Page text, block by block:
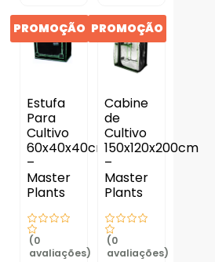
PROMOÇÃO
Estufa
Para
Cultivo
60x40x40cm
–
Master
Plants
(0
avaliações)
PROMOÇÃO
Cabine
de
Cultivo
150x120x200cm
–
Master
Plants
(0
avaliações)